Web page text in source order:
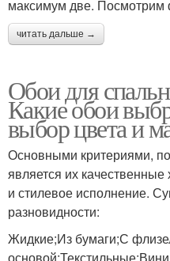
максимум две. Посмотрим
читать дальше →
Обои для
Какие обои
выбор цвета и
Основными критериями,
является их качественные
и стилевое исполнение.
разновидности:
Жидкие;Из бумаги;С